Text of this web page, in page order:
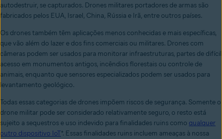
autodestruir, se capturados. Drones militares portadores de armas são
fabricados pelos EUA, Israel, China, Rússia e Irã, entre outros países.
Os drones também têm aplicações menos conhecidas e mais específicas,
que vão além do lazer e dos fins comerciais ou militares. Drones com
câmeras podem ser usados para monitorar infraestruturas, partes de difícil
acesso em monumentos antigos, incêndios florestais ou controle de
animais, enquanto que sensores especializados podem ser usados para
levantamento geológico.
Todas essas categorias de drones impõem riscos de segurança. Somente o
drone militar pode ser considerado relativamente seguro, o resto está
sujeito a sequestros e uso indevido para finalidades ruins como qualquer
outro dispositivo IoT*. Essas finalidades ruins incluem ameaças à nossa